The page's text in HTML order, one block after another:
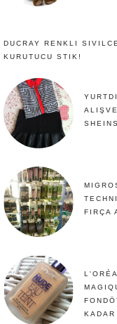
DUCRAY RENKLI
KURUTUCU STIK!
FIRÇA